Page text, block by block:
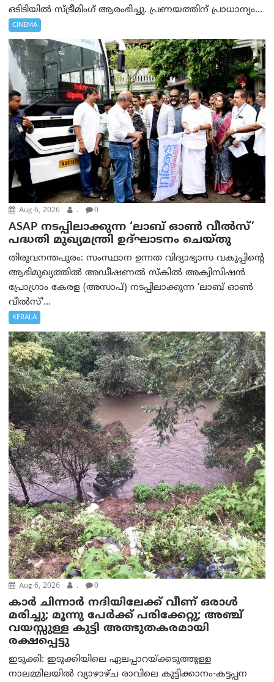
ഒടിടിയിൽ സ്ട്രീമിംഗ് ആരംഭിച്ചു. പ്രണയത്തിന് പ്രാധാന്യം...
CINEMA
Aug 6, 2026 . 0
ASAP നടപ്പിലാക്കുന്ന ‘ലാബ് ഓൺ വീൽസ്’
പദ്ധതി മുഖ്യമന്ത്രി ഉദ്ഘാടനം ചെയ്തു
തിരുവനന്തപുരം: സംസ്ഥാന ഉന്നത വിദ്യാഭ്യാസ വകുപ്പിന്റെ
ആഭിമുഖ്യത്തിൽ അഡീഷണൽ സ്കിൽ അക്വിസിഷൻ
പ്രോഗ്രാം കേരള (അസാപ്) നടപ്പിലാക്കുന്ന ‘ലാബ് ഓൺ
വീൽസ്’...
KERALA
Aug 6, 2026 . 0
കാര്‍ ചിന്നാര്‍ നദിയിലേക്ക് വീണ് ഒരാള്‍
മരിച്ചു; മൂന്നു പേര്‍ക്ക് പരിക്കേറ്റു; അഞ്ച്
വയസ്സുള്ള കുട്ടി അത്ഭുതകരമായി
രക്ഷപ്പെട്ടു
ഇടുക്കി: ഇടുക്കിയിലെ ഏലപ്പാറയ്ക്കടുത്തുള്ള
നാലമ്മിലയിൽ വ്യാഴാഴ്ച രാവിലെ കുട്ടിക്കാനം-കട്ടപ്പന